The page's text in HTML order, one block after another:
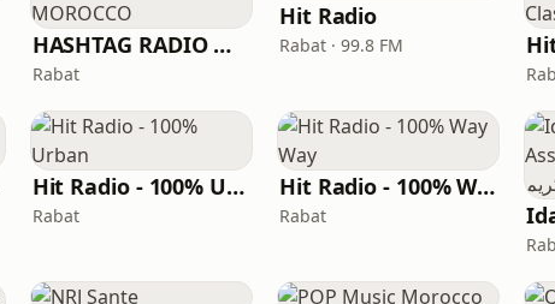
HASHTAG RADIO MOROCCO
Rabat
Hit Radio
Rabat · 99.8 FM
Hit Radio - 100% Urban
Rabat
Hit Radio - 100% Way Way
Rabat